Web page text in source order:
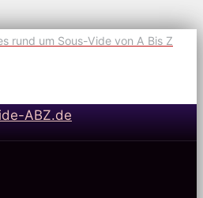
rund um Sous-Vide von A Bis Z
ABZ.de